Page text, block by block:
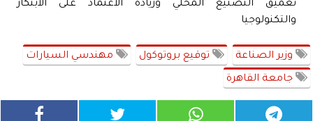
تعميق التصنيع المحلي وزيادة الاعتماد على الابتكار
والتكنولوجيا
وزير الصناعة توقيع بروتوكول مهندسي السيارات
جامعة القاهرة